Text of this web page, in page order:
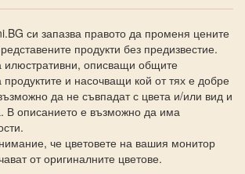
си запазва правото да променя цените
продукти без предизвестие.
илюстративни, описващи общите
продуктите и насочващи кой от тях е добре
да не съвпадат с цвета и/или вид и
В описанието е възможно да има
че цветовете на вашия монитор
от оригиналните цветове.